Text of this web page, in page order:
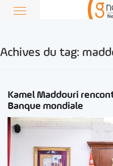
Achives du tag:
Kamel Maddouri
Banque mondiale